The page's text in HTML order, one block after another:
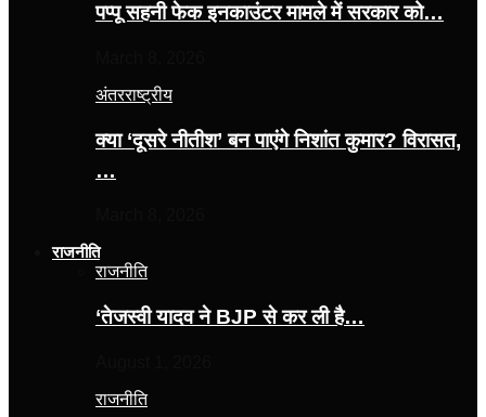
पप्पू सहनी फेक इनकाउंटर मामले में सरकार को…
अंतरराष्ट्रीय
क्या ‘दूसरे नीतीश’ बन पाएंगे निशांत कुमार? विरासत,
…
राजनीति
राजनीति
‘तेजस्‍वी यादव ने BJP से कर ली है…
राजनीति